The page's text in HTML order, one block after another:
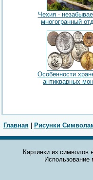
Чехия -
многогранный
Особенности
антикварных
Главная Рисунки
Картинки из символов
Использование